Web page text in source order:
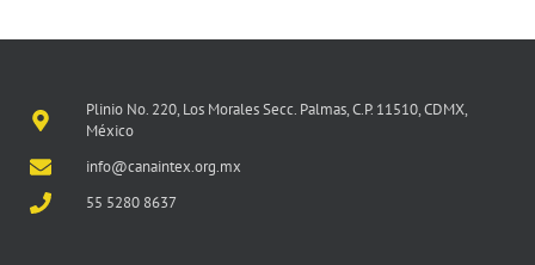
Plinio No. 220, Los Morales Secc. Palmas, C.P. 11510, CDMX,
México
info@canaintex.org.mx
55 5280 8637